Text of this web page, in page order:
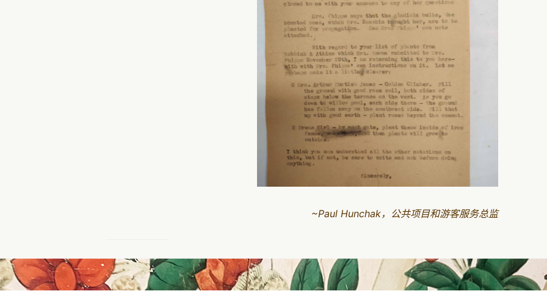
~Paul Hunchak，公共项目和游客服务总监